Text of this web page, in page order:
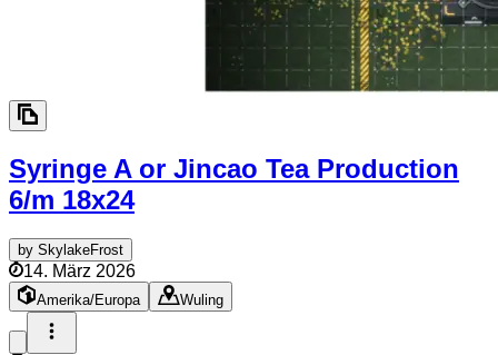
Syringe A or Jincao Tea Production
6/m 18x24
by SkylakeFrost
14. März 2026
Amerika/Europa Wuling